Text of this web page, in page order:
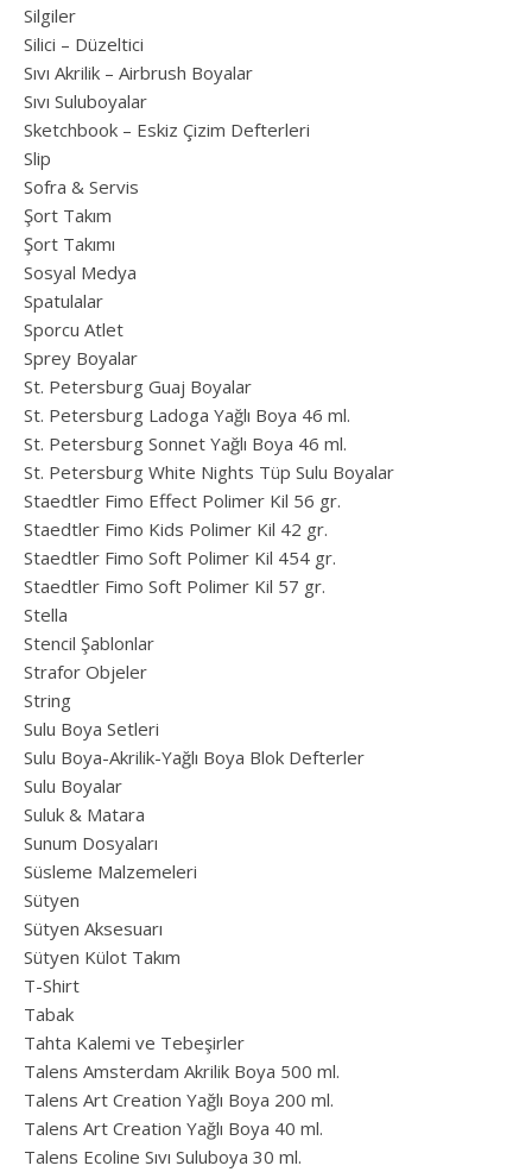
Silgiler
Silici – Düzeltici
Sıvı Akrilik – Airbrush Boyalar
Sıvı Suluboyalar
Sketchbook – Eskiz Çizim Defterleri
Slip
Sofra & Servis
Şort Takım
Şort Takımı
Sosyal Medya
Spatulalar
Sporcu Atlet
Sprey Boyalar
St. Petersburg Guaj Boyalar
St. Petersburg Ladoga Yağlı Boya 46 ml.
St. Petersburg Sonnet Yağlı Boya 46 ml.
St. Petersburg White Nights Tüp Sulu Boyalar
Staedtler Fimo Effect Polimer Kil 56 gr.
Staedtler Fimo Kids Polimer Kil 42 gr.
Staedtler Fimo Soft Polimer Kil 454 gr.
Staedtler Fimo Soft Polimer Kil 57 gr.
Stella
Stencil Şablonlar
Strafor Objeler
String
Sulu Boya Setleri
Sulu Boya-Akrilik-Yağlı Boya Blok Defterler
Sulu Boyalar
Suluk & Matara
Sunum Dosyaları
Süsleme Malzemeleri
Sütyen
Sütyen Aksesuarı
Sütyen Külot Takım
T-Shirt
Tabak
Tahta Kalemi ve Tebeşirler
Talens Amsterdam Akrilik Boya 500 ml.
Talens Art Creation Yağlı Boya 200 ml.
Talens Art Creation Yağlı Boya 40 ml.
Talens Ecoline Sıvı Suluboya 30 ml.